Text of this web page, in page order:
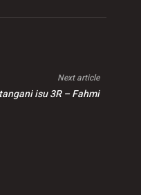
Next article
isu 3R – Fahmi